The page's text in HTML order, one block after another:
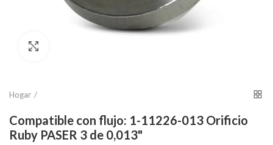
Hogar
Compatible con flujo: 1-11226-013 Orificio
Ruby PASER 3 de 0,013"